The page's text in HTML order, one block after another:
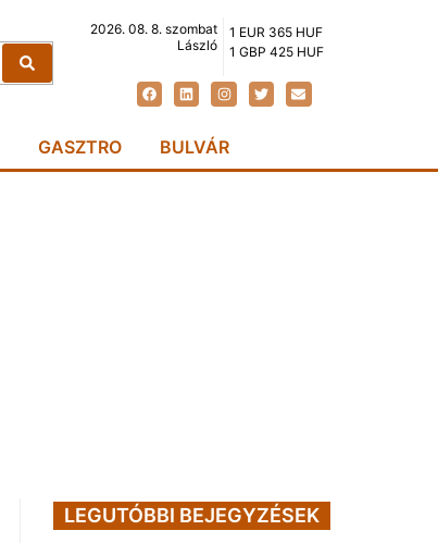
2026. 08. 8. szombat
László
1 EUR 365 HUF
1 GBP 425 HUF
GASZTRO BULVÁR
LEGUTÓBBI BEJEGYZÉSEK